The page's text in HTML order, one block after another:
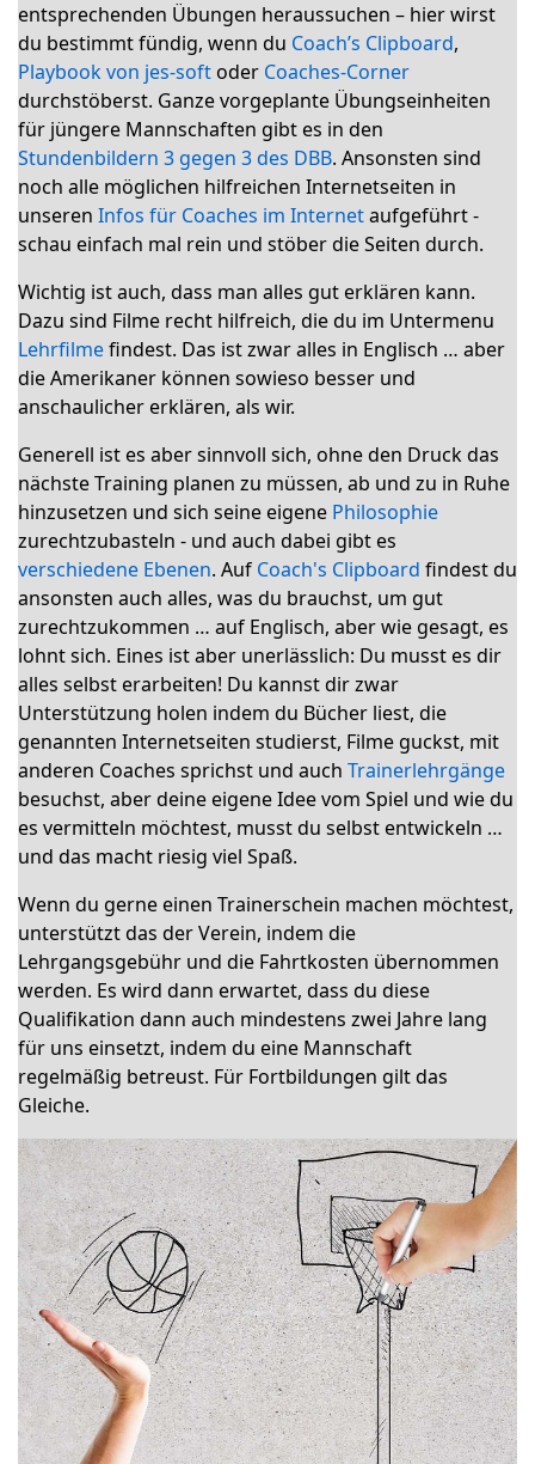
entsprechenden Übungen heraussuchen – hier wirst
du bestimmt fündig, wenn du Coach’s Clipboard,
Playbook von jes-soft oder Coaches-Corner
durchstöberst. Ganze vorgeplante Übungseinheiten
für jüngere Mannschaften gibt es in den
Stundenbildern 3 gegen 3 des DBB. Ansonsten sind
noch alle möglichen hilfreichen Internetseiten in
unseren Infos für Coaches im Internetaufgeführt -
schau einfach mal rein und stöber die Seiten durch.
Wichtig ist auch, dass man alles gut erklären kann.
Dazu sind Filme recht hilfreich, die du im Untermenu
Lehrfilmefindest. Das ist zwar alles in Englisch … aber
die Amerikaner können sowieso besser und
anschaulicher erklären, als wir.
Generell ist es aber sinnvoll sich, ohne den Druck das
nächste Training planen zu müssen, ab und zu in Ruhe
hinzusetzen und sich seine eigene Philosophie
zurechtzubasteln - und auch dabei gibt es
verschiedene Ebenen. Auf Coach's Clipboard findest du
ansonsten auch alles, was du brauchst, um gut
zurechtzukommen … auf Englisch, aber wie gesagt, es
lohnt sich. Eines ist aber unerlässlich: Du musst es dir
alles selbst erarbeiten! Du kannst dir zwar
Unterstützung holen indem du Bücher liest, die
genannten Internetseiten studierst, Filme guckst, mit
anderen Coaches sprichst und auch Trainerlehrgänge
besuchst, aber deine eigene Idee vom Spiel und wie du
es vermitteln möchtest, musst du selbst entwickeln …
und das macht riesig viel Spaß.
Wenn du gerne einen Trainerschein machen möchtest,
unterstützt das der Verein, indem die
Lehrgangsgebühr und die Fahrtkosten übernommen
werden. Es wird dann erwartet, dass du diese
Qualifikation dann auch mindestens zwei Jahre lang
für uns einsetzt, indem du eine Mannschaft
regelmäßig betreust. Für Fortbildungen gilt das
Gleiche.